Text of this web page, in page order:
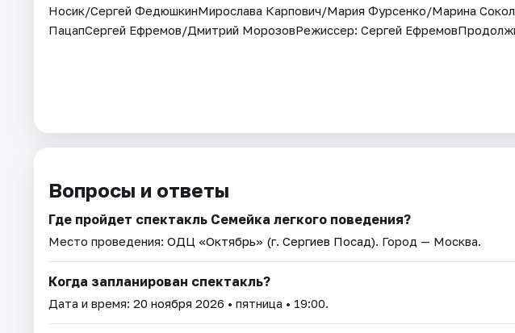
Носик/Сергей ФедюшкинМирослава Карпович/Мария Фурсенко/Марина
ПацапСергей Ефремов/Дмитрий МорозовРежиссер: Сергей
Вопросы и ответы
Где пройдет спектакль Семейка легкого поведения?
Место проведения: ОДЦ «Октябрь» (г. Сергиев Посад). Город — Москва.
Когда запланирован спектакль?
Дата и время: 20 ноября 2026 • пятница • 19:00.